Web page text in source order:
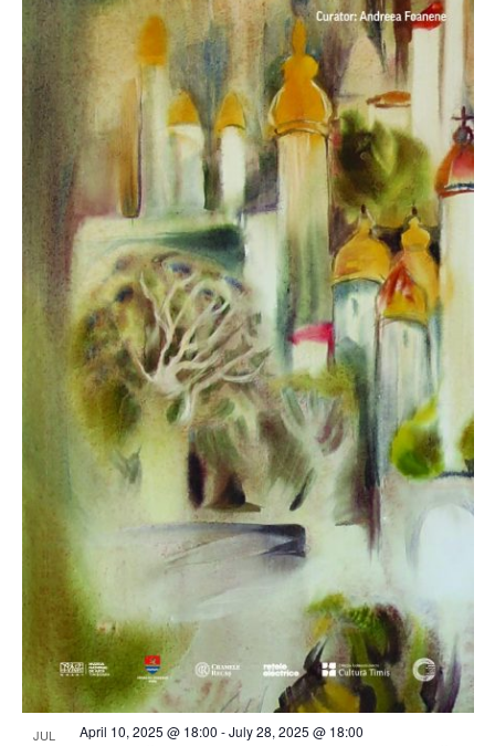
JUL April 10, 2025 @ 18:00 -July 28, 2025 @ 18:00